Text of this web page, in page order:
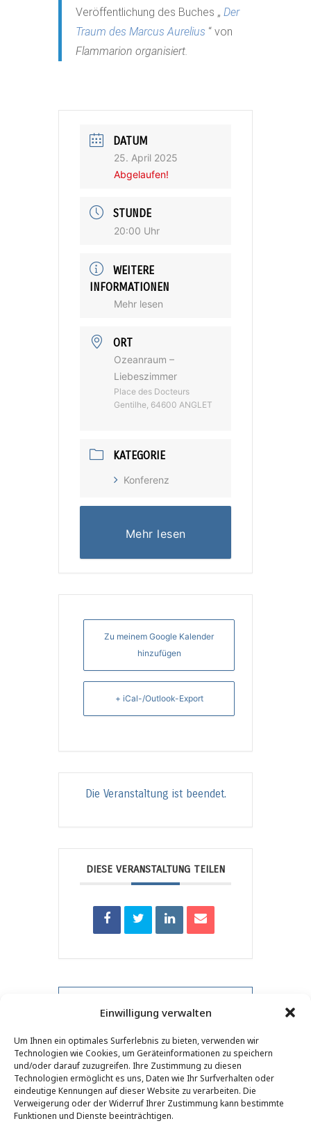
Einwilligung verwalten
Um Ihnen ein optimales Surferlebnis zu bieten, verwenden wir
Technologien wie Cookies, um Geräteinformationen zu speichern
und/oder darauf zuzugreifen. Ihre Zustimmung zu diesen
Technologien ermöglicht es uns, Daten wie Ihr Surfverhalten oder
eindeutige Kennungen auf dieser Website zu verarbeiten. Die
Verweigerung oder der Widerruf Ihrer Zustimmung kann bestimmte
Funktionen und Dienste beeinträchtigen.
Veröffentlichung des Buches „ Der
Traum des Marcus Aurelius “ von
Flammarion organisiert.
DATUM
25. April 2025
Abgelaufen!
STUNDE
20:00 Uhr
WEITERE
INFORMATIONEN
Mehr lesen
ORT
Ozeanraum –
Liebeszimmer
Place des Docteurs
Gentilhe, 64600 ANGLET
KATEGORIE
Konferenz
Mehr lesen
Zu meinem Google Kalender
hinzufügen
+ iCal-/Outlook-Export
Die Veranstaltung ist beendet.
DIESE VERANSTALTUNG TEILEN
NXT-Event
KONTAKT–RECHTLICHE HINWEISE